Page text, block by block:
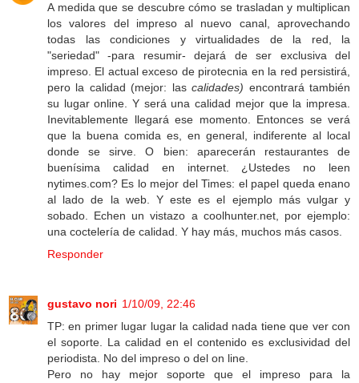
A medida que se descubre cómo se trasladan y multiplican
los valores del impreso al nuevo canal, aprovechando
todas las condiciones y virtualidades de la red, la
"seriedad" -para resumir- dejará de ser exclusiva del
impreso. El actual exceso de pirotecnia en la red persistirá,
pero la calidad (mejor: lascalidades) encontrará también
su lugar online. Y será una calidad mejor que la impresa.
Inevitablemente llegará ese momento. Entonces se verá
que la buena comida es, en general, indiferente al local
donde se sirve. O bien: aparecerán restaurantes de
buenísima calidad en internet. ¿Ustedes no leen
nytimes.com? Es lo mejor del Times: el papel queda enano
al lado de la web. Y este es el ejemplo más vulgar y
sobado. Echen un vistazo a coolhunter.net, por ejemplo:
una coctelería de calidad. Y hay más, muchos más casos.
Responder
gustavo nori 1/10/09, 22:46
TP: en primer lugar lugar la calidad nada tiene que ver con
el soporte. La calidad en el contenido es exclusividad del
periodista. No del impreso o del on line.
Pero no hay mejor soporte que el impreso para la